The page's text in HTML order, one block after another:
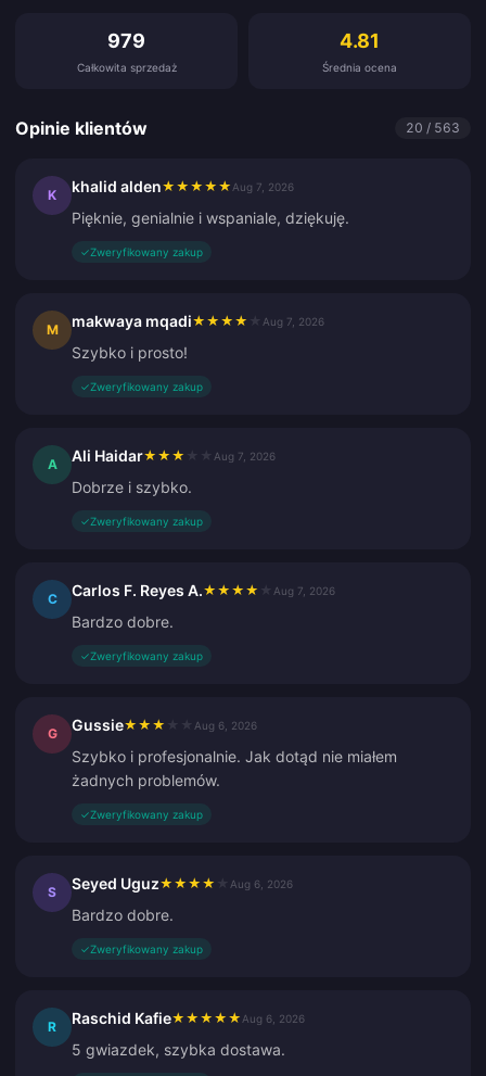
979
Całkowita sprzedaż
4.81
Średnia ocena
Opinie klientów 20 / 563
K khalid alden★ ★ ★ ★ ★ Aug 7, 2026
Pięknie, genialnie i wspaniale, dziękuję.
✓Zweryfikowany zakup
M makwaya mqadi★ ★ ★ ★ Aug 7, 2026
Szybko i prosto!
✓Zweryfikowany zakup
A Ali Haidar★ ★ ★ Aug 7, 2026
Dobrze i szybko.
✓Zweryfikowany zakup
C Carlos F. Reyes A.★ ★ ★ ★ Aug 7, 2026
Bardzo dobre.
✓Zweryfikowany zakup
G Gussie★ ★ ★ Aug 6, 2026
Szybko i profesjonalnie. Jak dotąd nie miałem
żadnych problemów.
✓Zweryfikowany zakup
S Seyed Uguz★ ★ ★ ★ Aug 6, 2026
Bardzo dobre.
✓Zweryfikowany zakup
R Raschid Kafie★ ★ ★ ★ ★ Aug 6, 2026
5 gwiazdek, szybka dostawa.